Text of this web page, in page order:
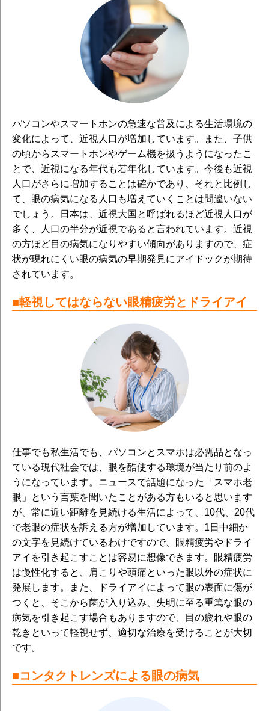
パソコンやスマートホンの急速な普及による生活環境の
変化によって、近視人口が増加しています。また、子供
の頃からスマートホンやゲーム機を扱うようになったこ
とで、近視になる年代も若年化しています。今後も近視
人口がさらに増加することは確かであり、それと比例し
て、眼の病気になる人口も増えていくことは間違いない
でしょう。日本は、近視大国と呼ばれるほど近視人口が
多く、人口の半分が近視であると言われています。近視
の方ほど目の病気になりやすい傾向がありますので、症
状が現れにくい眼の病気の早期発見にアイドックが期待
されています。
■軽視してはならない眼精疲労とドライアイ
仕事でも私生活でも、パソコンとスマホは必需品となっ
ている現代社会では、眼を酷使する環境が当たり前のよ
うになっています。ニュースで話題になった「スマホ老
眼」という言葉を聞いたことがある方もいると思います
が、常に近い距離を見続ける生活によって、10代、20代
で老眼の症状を訴える方が増加しています。1日中細か
の文字を見続けているわけですので、眼精疲労やドライ
アイを引き起こすことは容易に想像できます。眼精疲労
は慢性化すると、肩こりや頭痛といった眼以外の症状に
発展します。また、ドライアイによって眼の表面に傷が
つくと、そこから菌が入り込み、失明に至る重篤な眼の
病気を引き起こす場合もありますので、目の疲れや眼の
乾きといって軽視せず、適切な治療を受けることが大切
です。
■コンタクトレンズによる眼の病気